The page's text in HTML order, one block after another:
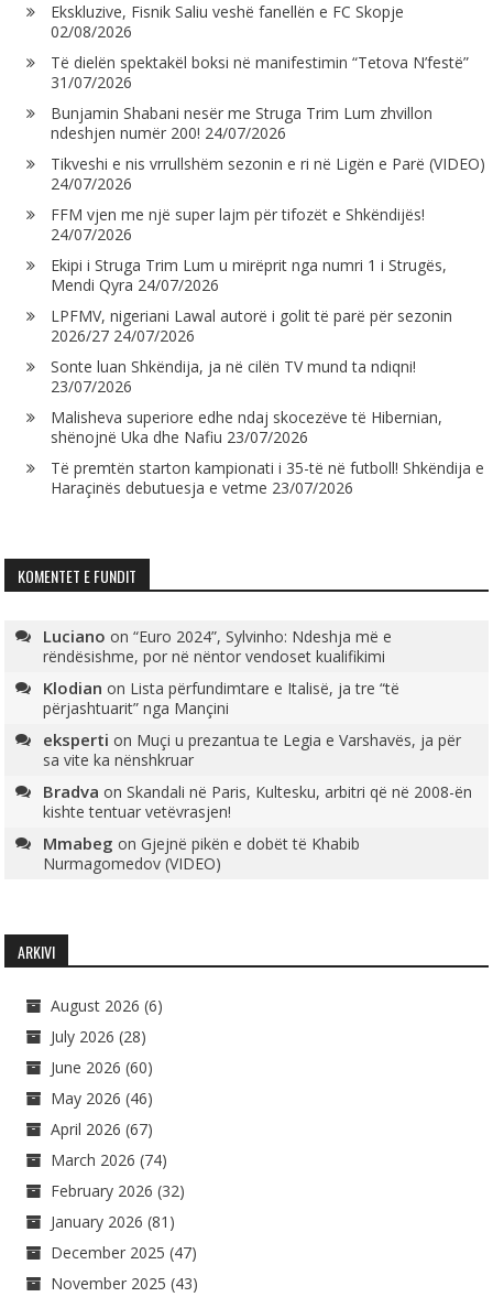
Ekskluzive, Fisnik Saliu veshë fanellën e FC Skopje
02/08/2026
Të dielën spektakël boksi në manifestimin “Tetova N’festë”
31/07/2026
Bunjamin Shabani nesër me Struga Trim Lum zhvillon
ndeshjen numër 200! 24/07/2026
Tikveshi e nis vrrullshëm sezonin e ri në Ligën e Parë (VIDEO)
24/07/2026
FFM vjen me një super lajm për tifozët e Shkëndijës!
24/07/2026
Ekipi i Struga Trim Lum u mirëprit nga numri 1 i Strugës,
Mendi Qyra 24/07/2026
LPFMV, nigeriani Lawal autorë i golit të parë për sezonin
2026/27 24/07/2026
Sonte luan Shkëndija, ja në cilën TV mund ta ndiqni!
23/07/2026
Malisheva superiore edhe ndaj skocezëve të Hibernian,
shënojnë Uka dhe Nafiu 23/07/2026
Të premtën starton kampionati i 35-të në futboll! Shkëndija e
Haraçinës debutuesja e vetme 23/07/2026
KOMENTET E FUNDIT
Luciano on“Euro 2024”, Sylvinho: Ndeshja më e
rëndësishme, por në nëntor vendoset kualifikimi
Klodian on Lista përfundimtare e Italisë, ja tre “të
përjashtuarit” nga Mançini
eksperti on Muçi u prezantua te Legia e Varshavës, ja për
sa vite ka nënshkruar
Bradva onSkandali në Paris, Kultesku, arbitri që në 2008-ën
kishte tentuar vetëvrasjen!
Mmabeg onGjejnë pikën e dobët të Khabib
Nurmagomedov (VIDEO)
ARKIVI
August 2026 (6)
July 2026 (28)
June 2026 (60)
May 2026 (46)
April 2026 (67)
March 2026 (74)
February 2026 (32)
January 2026 (81)
December 2025 (47)
November 2025 (43)